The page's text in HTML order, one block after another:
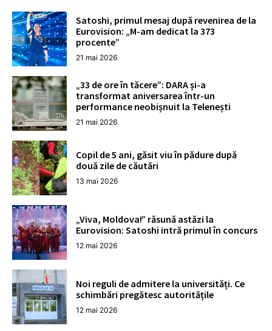
Satoshi, primul mesaj după revenirea de la
Eurovision: „M-am dedicat la 373
procente”
21 mai 2026
„33 de ore în tăcere”: DARA și-a
transformat aniversarea într-un
performance neobișnuit la Telenești
21 mai 2026
Copil de 5 ani, găsit viu în pădure după
două zile de căutări
13 mai 2026
„Viva, Moldova!” răsună astăzi la
Eurovision: Satoshi intră primul în concurs
12 mai 2026
Noi reguli de admitere la universități. Ce
schimbări pregătesc autoritățile
12 mai 2026